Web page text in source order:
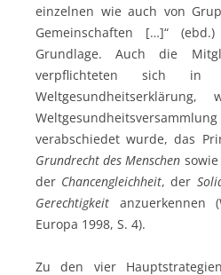
einzelnen wie auch von
Gemeinschaften […]“
Grundlage. Auch die
verpflichteten sich in
verabschiedet wurde, das
Grundrecht des Menschen
der Chancengleichheit, der
Gerechtigkeit anzuerkennen
Europa 1998, S. 4).
Zu den vier